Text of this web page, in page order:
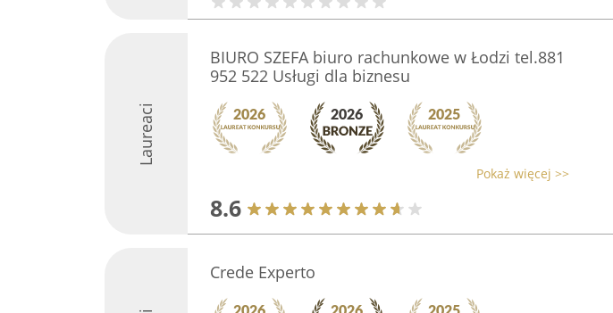
Laureaci
BIURO SZEFA biuro rachunkowe w Łodzi tel.881
952 522 Usługi dla biznesu
Pokaż więcej >>
8.6
Crede Experto